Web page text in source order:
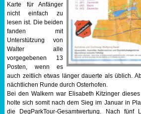
Karte für Anfänger
nicht einfach zu
lesen ist. Die beiden
fanden mit
Unterstützung von
Walter alle
vorgegebenen 13
Posten, wenn es
auch zeitlich etwas länger dauerte als üblich.
nächtlichen Runde durch Osterhofen.
Bei den Walkern war Elisabeth Kitzinger
holte sich somit nach dem Sieg im Januar in
die DegParkTour-Gesamtwertung. Nach